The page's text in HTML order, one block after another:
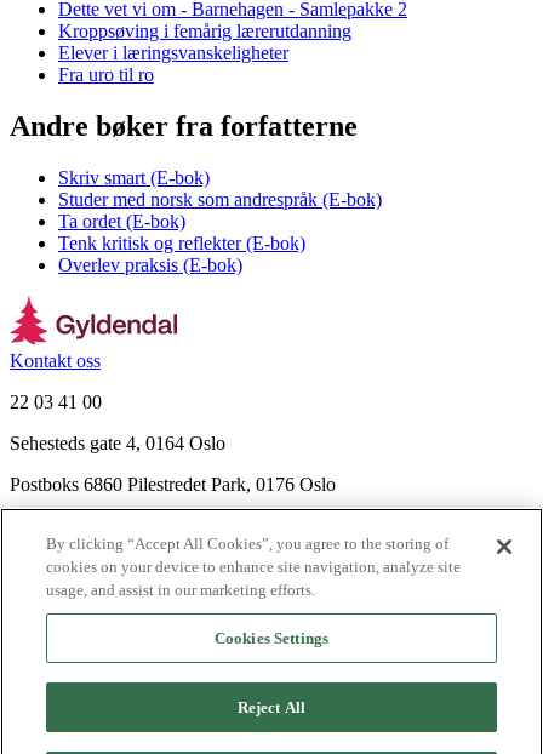
Dette vet vi om - Barnehagen - Samlepakke 2
Kroppsøving i femårig lærerutdanning
Elever i læringsvanskeligheter
Fra uro til ro
Andre bøker fra forfatterne
Skriv smart (E-bok)
Studer med norsk som andrespråk (E-bok)
Ta ordet (E-bok)
Tenk kritisk og reflekter (E-bok)
Overlev praksis (E-bok)
Kontakt oss
22 03 41 00
Sehesteds gate 4, 0164 Oslo
Postboks 6860 Pilestredet Park, 0176 Oslo
Nyhetsbrev
Ledige stillinger
Send inn manus
Agency
By clicking “Accept All Cookies”, you agree to the storing of
cookies on your device to enhance site navigation, analyze site
usage, and assist in our marketing efforts.
Cookies Settings
Reject All